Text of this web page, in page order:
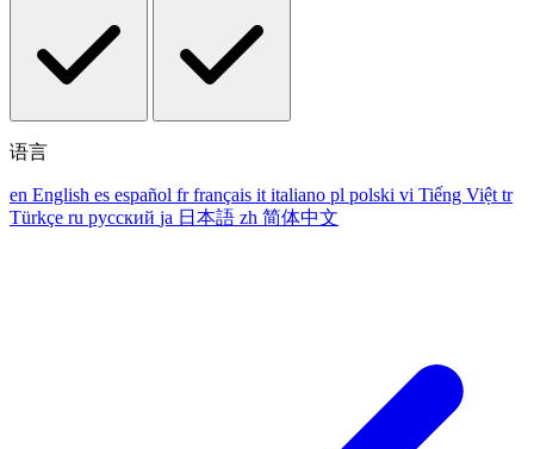
语言
en English es español fr français it italiano pl polski vi Tiếng Việt tr
Türkçe ru русский ja 日本語 zh 简体中文